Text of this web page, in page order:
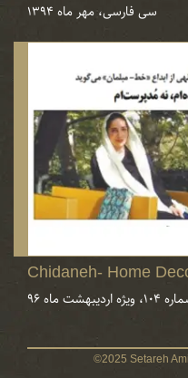
سی‌ فارسی، مهر ماه ۱۳۹۴
Chidaneh- Home
ماه ۹۶
©2025 Setareh